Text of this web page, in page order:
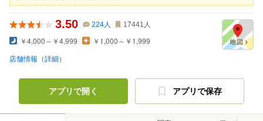
3.50 224人 17441 人
￥4,000～￥4,999 ￥1,000～￥1,999
店舗情報（詳細）
アプリで開く アプリで保存